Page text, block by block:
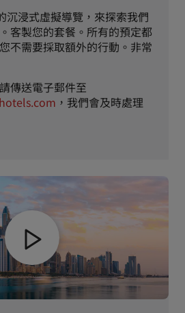
沉浸式虛擬導覽，來探索我們
客製您的套餐。所有的預定都
不需要採取額外的行動。非常
傳送電子郵件至
，我們會及時處理